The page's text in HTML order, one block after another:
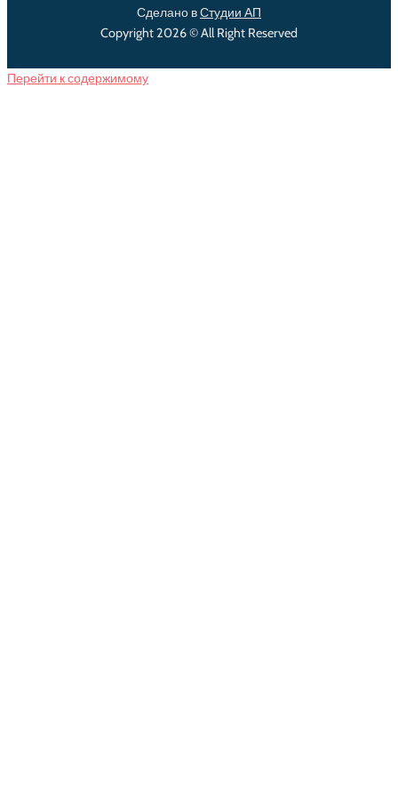
Сделано вСтудии АП
Copyright 2026 © All Right Reserved
Перейти к содержимому